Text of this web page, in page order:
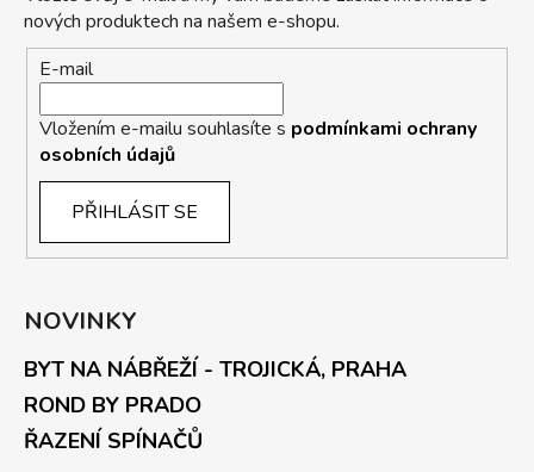
nových produktech na našem e-shopu.
E-mail
Vložením e-mailu souhlasíte s podmínkami ochrany
osobních údajů
PŘIHLÁSIT SE
NOVINKY
BYT NA NÁBŘEŽÍ - TROJICKÁ, PRAHA
ROND BY PRADO
ŘAZENÍ SPÍNAČŮ